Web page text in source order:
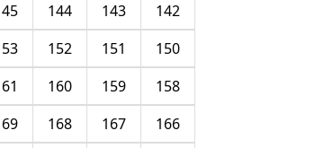
142
143
144
150
151
152
158
159
160
166
167
168